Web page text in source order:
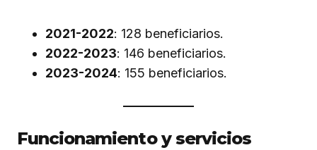
2021-2022: 128 beneficiarios.
2022-2023: 146 beneficiarios.
2023-2024: 155 beneficiarios.
Funcionamiento y servicios